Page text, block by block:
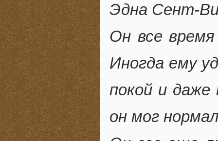
Эдна Сент-
Он все
Иногда ему
покой и даже
он мог